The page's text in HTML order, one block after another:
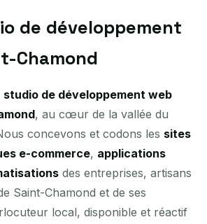
de développement
Chamond
studio de développement web
, au cœur de la vallée du
concevons et codons les sites
e-commerce, applications
des entreprises, artisans
Saint-Chamond et de ses
local, disponible et réactif